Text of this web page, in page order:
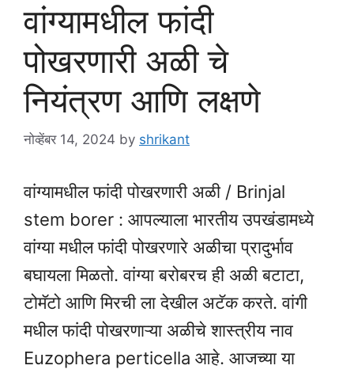
वांग्यामधील फांदी
पोखरणारी अळी चे
नियंत्रण आणि लक्षणे
नोव्हेंबर 14, 2024 by shrikant
वांग्यामधील फांदी पोखरणारी अळी / Brinjal
stem borer : आपल्याला भारतीय उपखंडामध्ये
वांग्या मधील फांदी पोखरणारे अळीचा प्रादुर्भाव
बघायला मिळतो. वांग्या बरोबरच ही अळी बटाटा,
टोमॅटो आणि मिरची ला देखील अटॅक करते. वांगी
मधील फांदी पोखरणाऱ्या अळीचे शास्त्रीय नाव
Euzophera perticella आहे. आजच्या या